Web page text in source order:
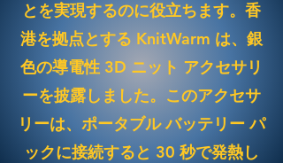
とを実現するのに役立ちます。香
港を拠点とする KnitWarm は、銀
色の導電性 3D ニット アクセサリ
ーを披露しました。このアクセサ
リーは、ポータブル バッテリー パ
ックに接続すると 30 秒で発熱し